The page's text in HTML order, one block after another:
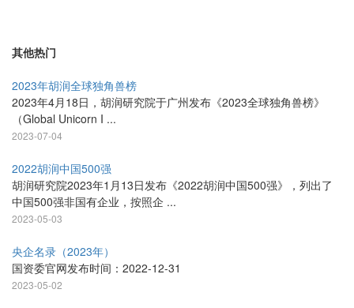
其他热门
2023年胡润全球独角兽榜
2023年4月18日，胡润研究院于广州发布《2023全球独角兽榜》
（Global Unicorn I ...
2023-07-04
2022胡润中国500强
胡润研究院2023年1月13日发布《2022胡润中国500强》，列出了
中国500强非国有企业，按照企 ...
2023-05-03
央企名录（2023年）
国资委官网发布时间：2022-12-31
2023-05-02